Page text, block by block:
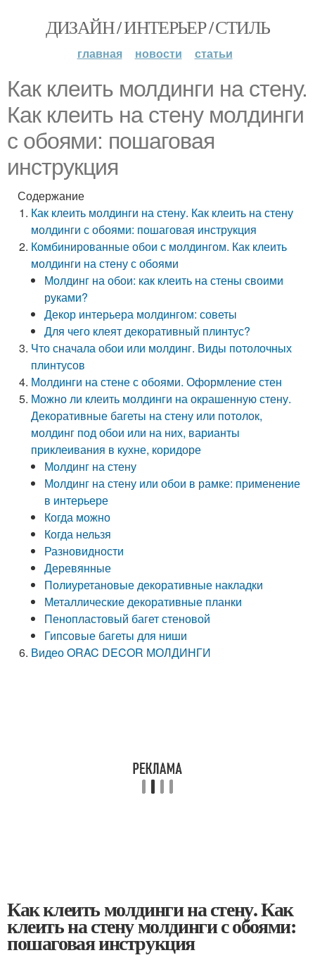
ДИЗАЙН / ИНТЕРЬЕР / СТИЛЬ
главная новости статьи
Как клеить молдинги на стену.
Как клеить на стену молдинги
с обоями: пошаговая
инструкция
Содержание
Как клеить молдинги на стену. Как клеить на стену
молдинги с обоями: пошаговая инструкция
Комбинированные обои с молдингом. Как клеить
молдинги на стену с обоями
Молдинг на обои: как клеить на стены своими
руками?
Декор интерьера молдингом: советы
Для чего клеят декоративный плинтус?
Что сначала обои или молдинг. Виды потолочных
плинтусов
Молдинги на стене с обоями. Оформление стен
Можно ли клеить молдинги на окрашенную стену.
Декоративные багеты на стену или потолок,
молдинг под обои или на них, варианты
приклеивания в кухне, коридоре
Молдинг на стену
Молдинг на стену или обои в рамке: применение
в интерьере
Когда можно
Когда нельзя
Разновидности
Деревянные
Полиуретановые декоративные накладки
Металлические декоративные планки
Пенопластовый багет стеновой
Гипсовые багеты для ниши
Видео ORAC DECOR МОЛДИНГИ
Как клеить молдинги на стену. Как
клеить на стену молдинги с обоями:
пошаговая инструкция